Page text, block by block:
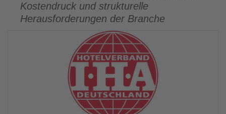
Kostendruck und strukturelle
Herausforderungen der Branche